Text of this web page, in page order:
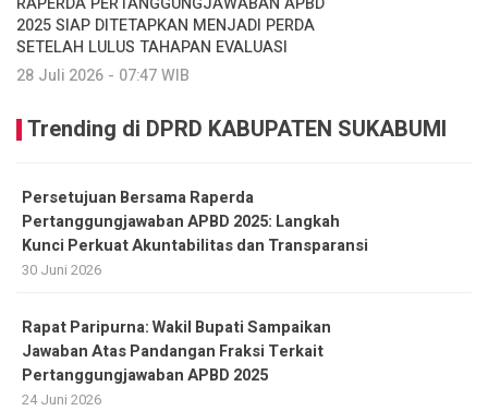
2025 SIAP DITETAPKAN MENJADI PERDA
SETELAH LULUS TAHAPAN EVALUASI
28 Juli 2026 - 07:47 WIB
Trending di DPRD KABUPATEN SUKABUMI
Persetujuan Bersama Raperda
Pertanggungjawaban APBD 2025: Langkah
Kunci Perkuat Akuntabilitas dan Transparansi
30 Juni 2026
Rapat Paripurna: Wakil Bupati Sampaikan
Jawaban Atas Pandangan Fraksi Terkait
Pertanggungjawaban APBD 2025
24 Juni 2026